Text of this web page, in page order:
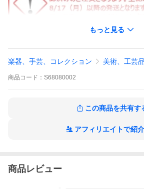
もっと見る
楽器、手芸、コレクション 美術、工芸品
商品 コード： S68080002
この商品を共有す
アフィリエイトで紹
商品レビュー